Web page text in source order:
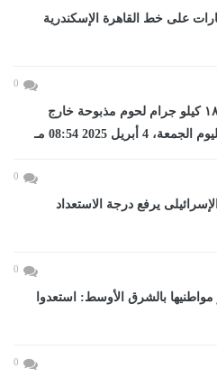
على خط القاهرة الإسكندرية
0
بيطرى الأقصر.. ضبط ١٨٥ كيلو جرام لحوم مذبوحة خارج
أبريل 2025 08:54 مـ
0
يرفع درجة الاستعداد
0
مواطنيها بالشرق الأوسط: استعدوا
0